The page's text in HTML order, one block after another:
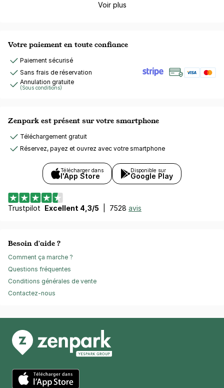
Voir plus
Votre paiement en toute confiance
Paiement sécurisé
Sans frais de réservation
Annulation gratuite
(Sous conditions)
Zenpark est présent sur votre smartphone
Téléchargement gratuit
Réservez, payez et ouvrez avec votre smartphone
Télécharger dans
l'App Store
Disponible sur
Google Play
Trustpilot Excellent 4,3/5 7528 avis
Besoin d'aide ?
Comment ça marche ?
Questions fréquentes
Conditions générales de vente
Contactez-nous